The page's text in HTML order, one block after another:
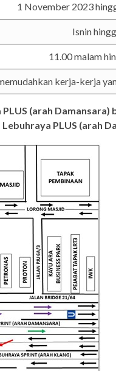
1 November 2023
Isnin
11.00 malam
kerja-kerja
(arah
PLUS (arah